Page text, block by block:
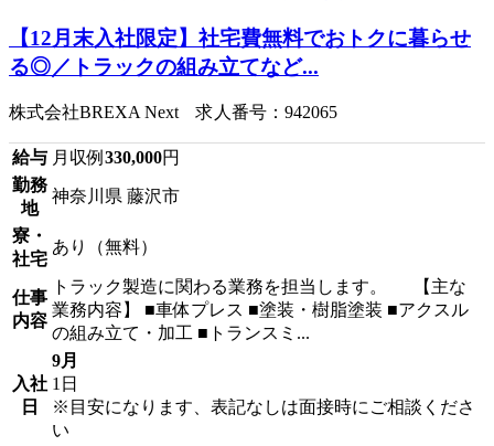
【12月末入社限定】社宅費無料でおトクに暮らせ
る◎／トラックの組み立てなど...
株式会社BREXA Next 求人番号：942065
給与 月収例 330,000円
勤務
地
神奈川県 藤沢市
寮・
社宅
あり（無料）
仕事
内容
トラック製造に関わる業務を担当します。 【主な
業務内容】 ■車体プレス ■塗装・樹脂塗装 ■アクスル
の組み立て・加工 ■トランスミ...
入社
日
9月
1日
※目安になります、表記なしは面接時にご相談くださ
い